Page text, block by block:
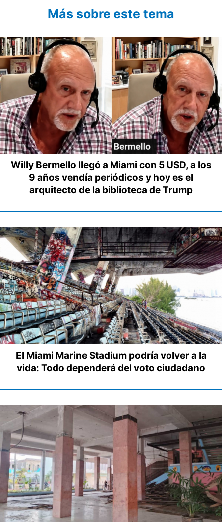
Más sobre este tema
Willy Bermello llegó a Miami con 5 USD, a los
9 años vendía periódicos y hoy es el
arquitecto de la biblioteca de Trump
El Miami Marine Stadium podría volver a la
vida: Todo dependerá del voto ciudadano